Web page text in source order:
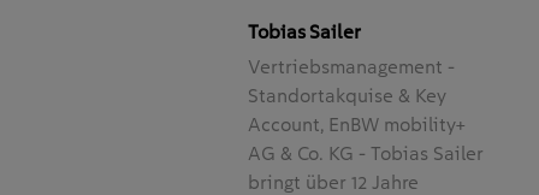
Tobias Sailer
Vertriebsmanagement -
Standortakquise & Key
Account, EnBW mobility+
AG & Co. KG - Tobias Sailer
bringt über 12 Jahre